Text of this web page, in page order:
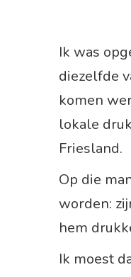
Ik was
diezelfde
komen
lokale
Friesland.
Op die
worden:
hem
Ik moest